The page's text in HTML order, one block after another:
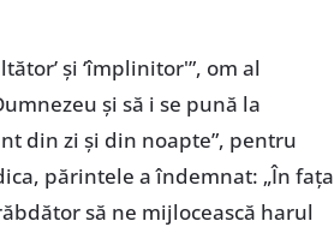
și ‘împlinitor'”, om al
și să i se pună la
din zi și din noapte”, pentru
părintele a îndemnat: „În fața
să ne mijlocească harul